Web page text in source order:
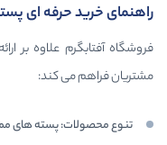
راهنمای خرید حرفه ای
فروشگاه آفتابگرم علاوه بر
مشتریان فراهم می کند:
تنوع محصولات: پسته های